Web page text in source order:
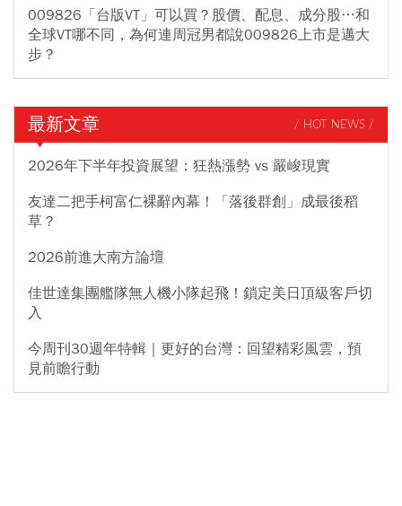
009826「台版VT」可以買？股價、配息、成分股…和
全球VT哪不同，為何連周冠男都說009826上市是邁大
步？
最新文章 / HOT NEWS /
2026年下半年投資展望：狂熱漲勢 vs 嚴峻現實
友達二把手柯富仁裸辭內幕！「落後群創」成最後稻
草？
2026前進大南方論壇
佳世達集團艦隊無人機小隊起飛！鎖定美日頂級客戶切
入
今周刊30週年特輯｜更好的台灣：回望精彩風雲，預
見前瞻行動